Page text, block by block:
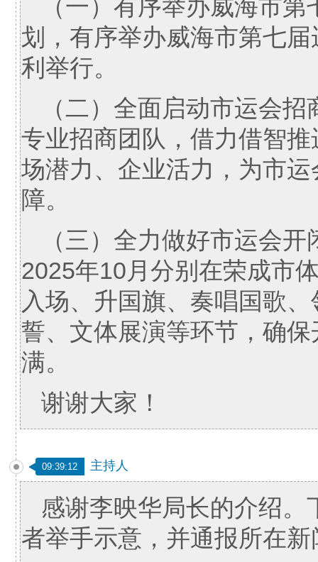
（一）有序举办威海市
划，有序举办威海市第七
利举行。
（二）全面启动市运会
专业招商团队，借力借智
场潜力、企业活力，为市
障。
（三）全力做好市运会
2025年10月分别在荣成市
入场、升国旗、奏唱国歌
誓、文体展演等环节，确
满。
谢谢大家！
09:39:12 主持人
感谢李映华局长的介绍
者举手示意，并通报所在